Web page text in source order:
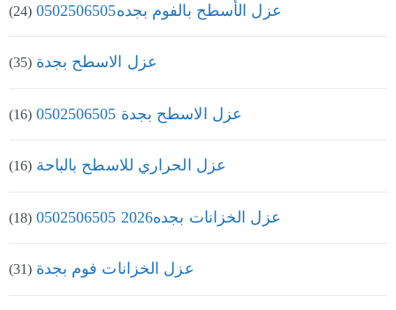
عزل الأسطح بالفوم بجده0502506505 (24)
عزل الاسطح بجدة (35)
عزل الاسطح بجدة 0502506505 (16)
عزل الحراري للاسطح بالباحة (16)
عزل الخزانات بجده2026 0502506505 (18)
عزل الخزانات فوم بجدة (31)